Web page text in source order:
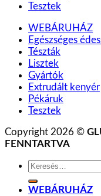
Tesztek
WEBÁRUHÁZ
Egészséges
Tészták
Lisztek
Gyártók
Extrudált kenyér
Pékáruk
Tesztek
Copyright 2026 ©
FENNTARTVA
Keresés
következőre:
WEBÁRUHÁZ